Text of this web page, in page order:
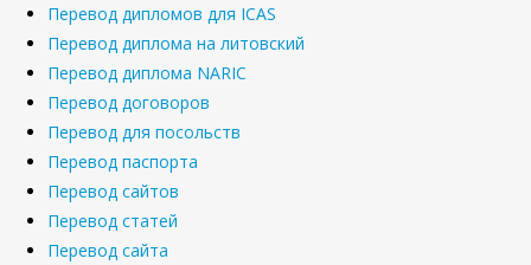
Перевод дипломов для ICAS
Перевод диплома на литовский
Перевод диплома NARIC
Перевод договоров
Перевод для посольств
Перевод паспорта
Перевод сайтов
Перевод статей
Перевод сайта